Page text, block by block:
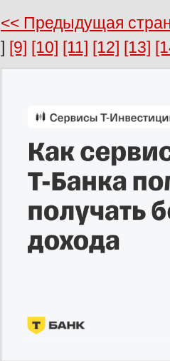
<< Предыдущая
] [9] [10] [11] [12] [13]